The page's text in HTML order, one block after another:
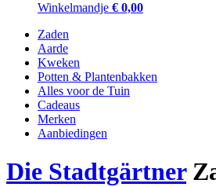
Winkelmandje € 0,00
Zaden
Aarde
Kweken
Potten & Plantenbakken
Alles voor de Tuin
Cadeaus
Merken
Aanbiedingen
Die Stadtgärtner